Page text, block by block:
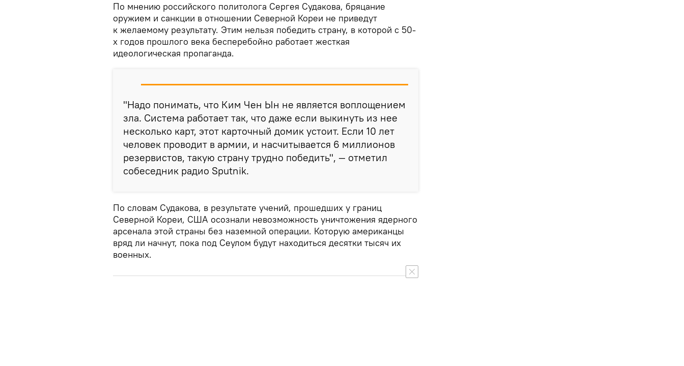
По мнению российского политолога Сергея Судакова, бряцание
оружием и санкции в отношении Северной Кореи не приведут
к желаемому результату. Этим нельзя победить страну, в которой с 50-
х годов прошлого века бесперебойно работает жесткая
идеологическая пропаганда.
"Надо понимать, что Ким Чен Ын не является воплощением
зла. Система работает так, что даже если выкинуть из нее
несколько карт, этот карточный домик устоит. Если 10 лет
человек проводит в армии, и насчитывается 6 миллионов
резервистов, такую страну трудно победить", — отметил
собеседник радио Sputnik.
По словам Судакова, в результате учений, прошедших у границ
Северной Кореи, США осознали невозможность уничтожения ядерного
арсенала этой страны без наземной операции. Которую американцы
вряд ли начнут, пока под Сеулом будут находиться десятки тысяч их
военных.